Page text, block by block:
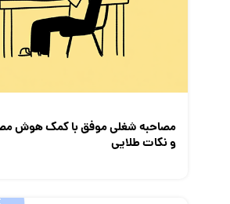
معرفی شرکت ها
معرفی متخصصان منابع انسانی
مصاحبه شغلی موفق با کمک هوش
و نکات طلایی